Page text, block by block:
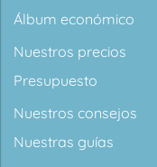
Álbum económico
Nuestros precios
Presupuesto
Nuestros consejos
Nuestras guías